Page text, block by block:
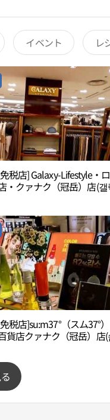
イベント レ
税店] Galaxy-Lifestyle・
・クァナク（冠岳）店(
税店]su:m37°（スム37°
貨店クァナク（冠岳）店